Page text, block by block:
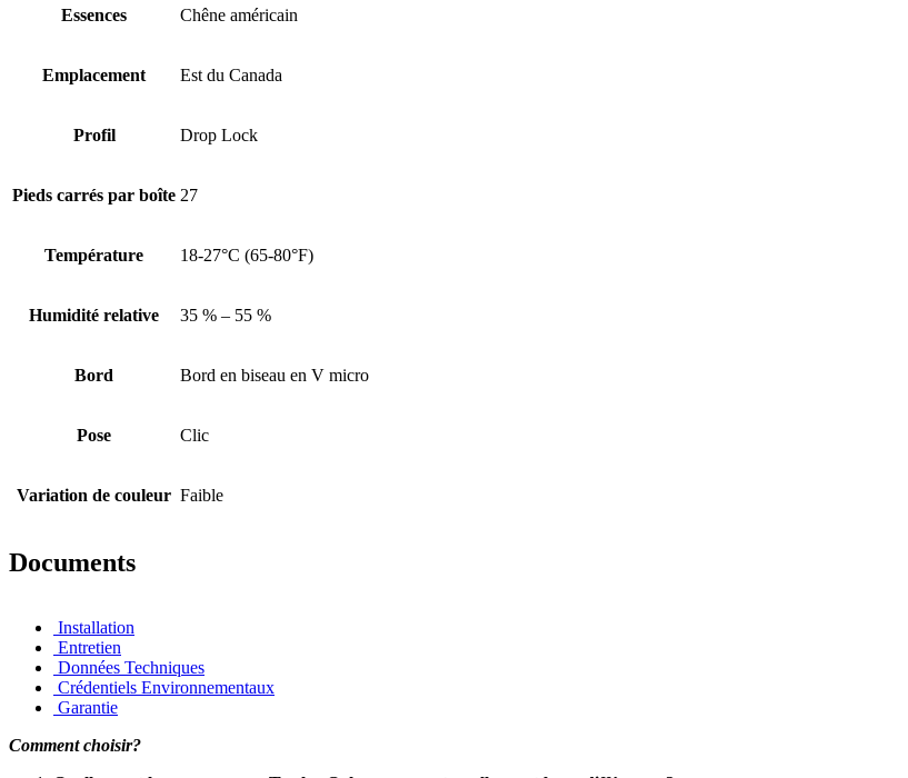
Essences Chêne américain
Emplacement Est du Canada
Profil Drop Lock
Pieds carrés par boîte 27
Température 18-27°C (65-80°F)
Humidité relative 35 % – 55 %
Bord Bord en biseau en V micro
Pose Clic
Variation de couleur Faible
Documents
Installation
Entretien
Données Techniques
Crédentiels Environnementaux
Garantie
Comment choisir?